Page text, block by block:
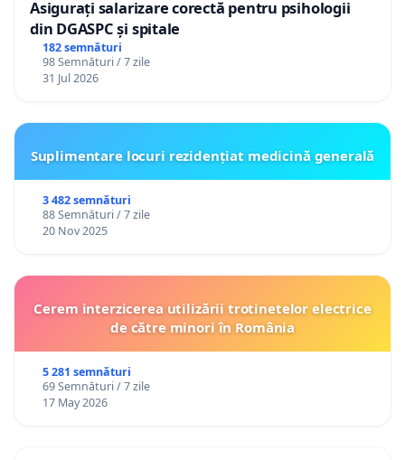
Asigurați salarizare corectă pentru psihologii
din DGASPC și spitale
182 semnături
98 Semnături / 7 zile
31 Jul 2026
Suplimentare locuri rezidențiat medicină generală
3 482 semnături
88 Semnături / 7 zile
20 Nov 2025
Cerem interzicerea utilizării trotinetelor electrice
de către minori în România
5 281 semnături
69 Semnături / 7 zile
17 May 2026